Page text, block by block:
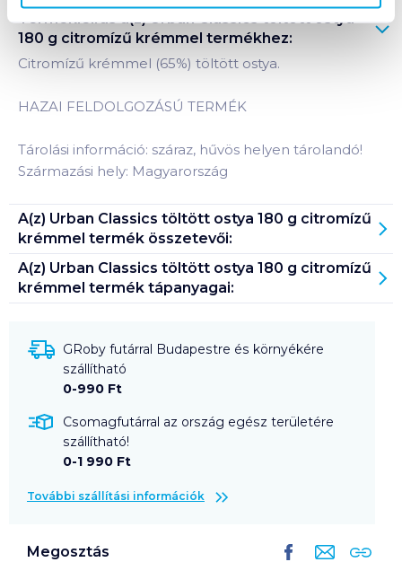
Termékleírás a(z)Urban Classics töltött ostya
180 g citromízű krémmel termékhez:
Citromízű krémmel (65%) töltött ostya.
HAZAI FELDOLGOZÁSÚ TERMÉK
Tárolási információ: száraz, hűvös helyen tárolandó!
Származási hely: Magyarország
A(z) Urban Classics töltött ostya 180 g citromízű
krémmel termék összetevői:
A(z) Urban Classics töltött ostya 180 g citromízű
krémmel termék tápanyagai:
GRoby futárral Budapestre és környékére
szállítható
0-990 Ft
Csomagfutárral az ország egész területére
szállítható!
0-1 990 Ft
További szállítási információk
Megosztás